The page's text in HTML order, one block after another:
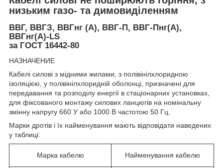
низьким газо- та димовиділенням
ВВГ, ВВГЗ, ВВГнг (А), ВВГ-П, ВВГ-Пнг(А),
ВВГнг(А)-LS
за ГОСТ 16442-80
НАЗНАЧЕНИЕ
Кабелі силові з мідними жилами, з полівінілхлоридною
ізоляцією, у полівінілхлоридній оболонці, призначені для
передавання та розподілу енергії в стаціонарних установках,
для фіксованого монтажу силових ланцюгів на номінальну
змінну напругу 660 У або 1000 В частотою 50 Гц.
Марки дротів і їх найменування мають відповідати наведених
у таблиці:
Марка кабелю Найменування кабелю